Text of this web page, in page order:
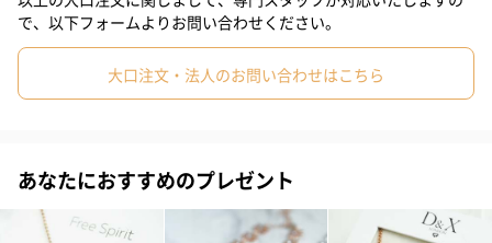
ローズゴールド
キュービックジル二コアの輝きとともに全体をゴールドコーティ
ングで覆っており、華やかな印象を与えます。
シルバー
で、以下フォームよりお問い合わせください。
大口注文・法人のお問い合わせはこちら
あなたにおすすめのプレゼント